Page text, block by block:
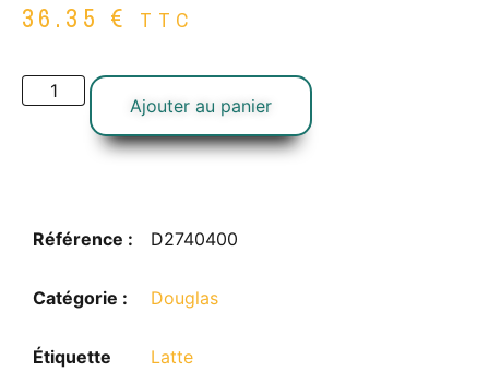
36.35 € TTC
Ajouter au panier
Référence : D2740400
Catégorie : Douglas
Étiquette Latte